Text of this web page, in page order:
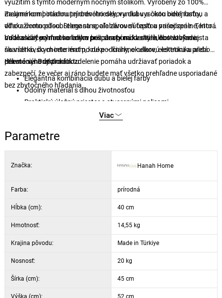
využitím s týmto moderným nočným stolíkom. Vyrobený zo 100%
melamínom potiahnutej drevotriesky, vyniká vysokou odolnosťou a
dlhou životnosťou. Stane sa spoľahlivou súčasťou vašej spálne, ktorá
bude slúžiť po mnoho rokov bez straty na kvalite alebo vzhľade.
Zaujme kombináciou prírodného dekoru dubu a čisto bielej farby,
vďaka čomu pôsobí elegantne, ale zároveň teplo a prirodzene. Tento
nadčasový vzhľad sa ľahko prispôsobí moderným, hotelovým aj
škandinávskym interiérom, kde podčiarkne celkovú estetiku a pridá
priestoru na útulnosti.
Vďaka viacerým otvoreným policám ponúka stolík dostatok miesta
na všetko, čo chcete mať po ruke – knihy, okuliare, elektroniku alebo
dekorácie. Praktické rozdelenie pomáha udržiavať poriadok a
zabezpečí, že večer aj ráno budete mať všetko prehľadne usporiadané
bez zbytočného hľadania.
Hlavné výhody produktu
Elegantná kombinácia dubu a bielej farby
Odolný materiál s dlhou životnosťou
Praktický úložný priestor s otvorenými policami
Vhodný pre moderné aj škandinávske interiéry
Hrúbka materiálu: 18 mm
Šírka: 45 cm
Výška: 52 cm
Viac
Parametre
Značka: Hanah Home
Farba: prírodná
Hĺbka (cm): 40 cm
Hmotnosť: 14,55 kg
Krajina pôvodu: Made in Türkiye
Nosnosť: 20 kg
Šírka (cm): 45 cm
Výška (cm): 52 cm